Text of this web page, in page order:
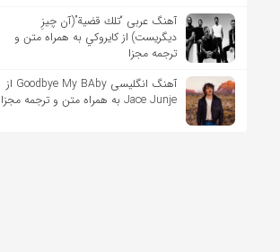
آهنگ عربی “تلك قضية”(آن چیزِ
دیگریست) از كايروكي به همراه متن و
ترجمه مجزا
آهنگ انگلیسی Goodbye My BAby از
Jace Junje به همراه متن و ترجمه مجزا